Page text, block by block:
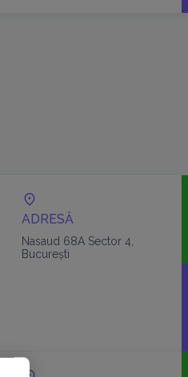
ADRESĂ
Nasaud 68A Sector 4,
București